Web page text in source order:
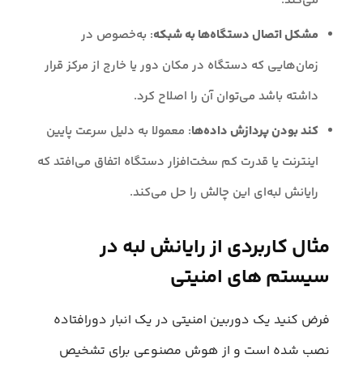
مشکل اتصال دستگاه‌ها به شبکه: به‌خصوص در
زمان‌هایی که دستگاه در مکان دور یا خارج از مرکز قرار
داشته باشد می‌توان آن را اصلاح کرد.
کند بودن پردازش داده‌ها: معمولا به دلیل سرعت پایین
اینترنت یا قدرت کم سخت‌افزار دستگاه اتفاق می‌افتد که
رایانش لبه‌ای این چالش را حل می‌کند.
مثال کاربردی از رایانش لبه در
سیستم‌ های امنیتی
فرض کنید یک دوربین امنیتی در یک انبار دورافتاده
نصب شده است و از هوش مصنوعی برای تشخیص